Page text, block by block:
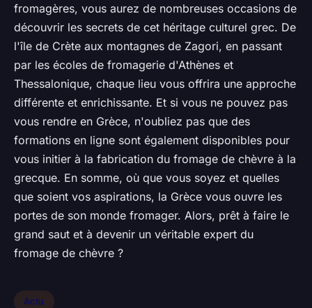
fromagères, vous aurez de nombreuses occasions de
découvrir les secrets de cet héritage culturel grec. De
l'île de Crète aux montagnes de Zagori, en passant
par les écoles de fromagerie d'Athènes et
Thessalonique, chaque lieu vous offrira une approche
différente et enrichissante. Et si vous ne pouvez pas
vous rendre en Grèce, n'oubliez pas que des
formations en ligne sont également disponibles pour
vous initier à la fabrication du fromage de chèvre à la
grecque. En somme, où que vous soyez et quelles
que soient vos aspirations, la Grèce vous ouvre les
portes de son monde fromager. Alors, prêt à faire le
grand saut et à devenir un véritable expert du
fromage de chèvre ?
Actu